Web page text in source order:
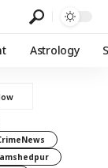
Astrology